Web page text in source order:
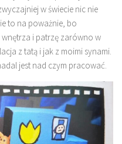
w świecie nic nie
to na poważnie, bo
i patrzę zarówno w
z tatą i jak z moimi synami.
jest nad czym pracować.